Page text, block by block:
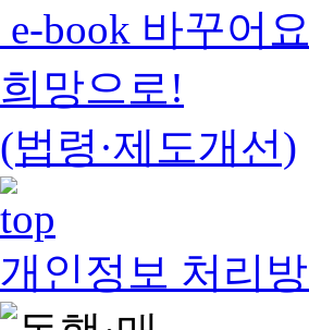
e-book 바꾸어
희망으로!
(법령·제도개선)
개인정보 처리